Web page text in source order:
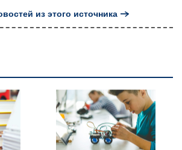
из этого источника